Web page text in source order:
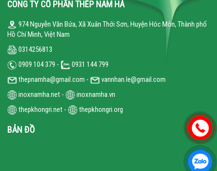
CÔNG TY CỔ PHẦN THÉP NAM HÀ
974 Nguyễn Văn Bứa, Xã Xuân Thới Sơn, Huyện Hóc Môn, Thành phố
Hồ Chí Minh, Việt Nam
0314256813
0909 104 379 -
0931 144 799
thepnamha@gmail.com -
vannhan.le@gmail.com
inoxnamha.net -
inoxnamha.vn
thepkhongri.net - thepkhongri.org
BẢN ĐỒ